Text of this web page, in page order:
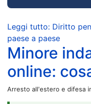
Leggi tutto: Diritto
paese a paese
Minore
online:
Arresto all'estero e difesa